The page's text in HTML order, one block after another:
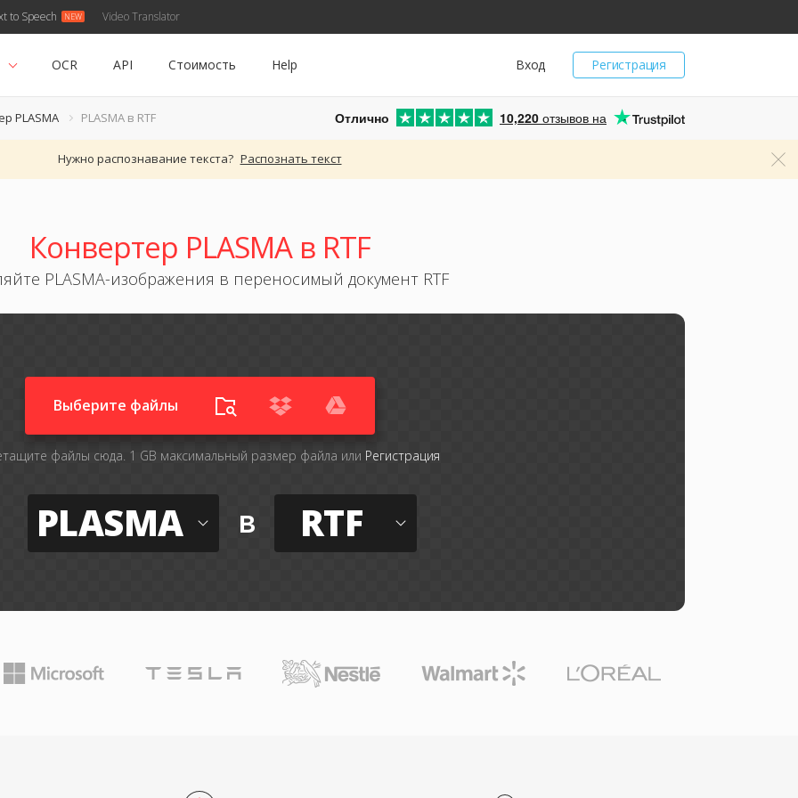
to Speech Video Translator
Регистрация
Вход
OCR API Стоимость Help
PLASMA PLASMA в RTF Отлично 10,220 отзывов на
Нужно распознавание текста? Распознать текст
Конвертер PLASMA в RTF
PLASMA-изображения в переносимый документ RTF
Выберите файлы
файлы сюда. 1 GB максимальный размер файла или Регистрация
PLASMA в RTF